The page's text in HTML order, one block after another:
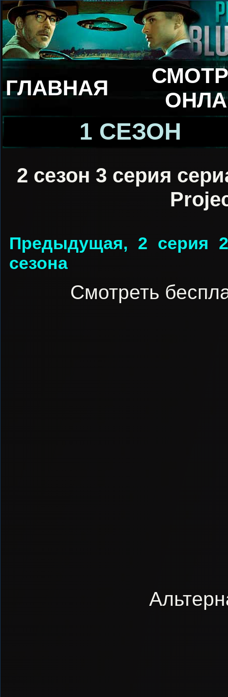
ГЛАВНАЯ
1 СЕЗОН
2 сезон 3 серия
Предыдущая, 2 серия 2
сезона
Смотреть